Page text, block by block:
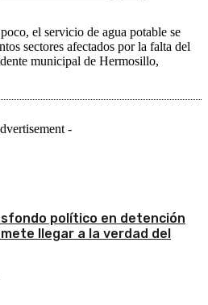
el servicio de agua potable se
sectores afectados por la falta del
municipal de Hermosillo,
-
político en detención
llegar a la verdad del